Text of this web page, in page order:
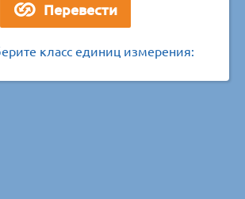
класс единиц измерения: